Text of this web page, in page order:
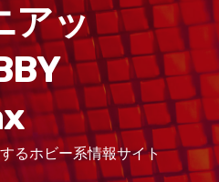
アッ
るホビー系情報サイト